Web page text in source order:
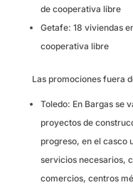
de cooperativa libre
Getafe: 18 viviendas
cooperativa libre
Las promociones fuera
Toledo: En Bargas se
proyectos de
progreso, en el casco
servicios necesarios,
comercios, centros